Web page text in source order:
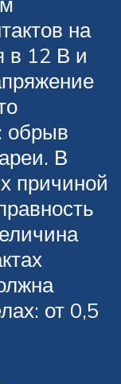
на
в 12 В и
обрыв
В
причиной
от 0,5